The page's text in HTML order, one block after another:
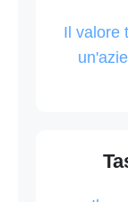
Il valore